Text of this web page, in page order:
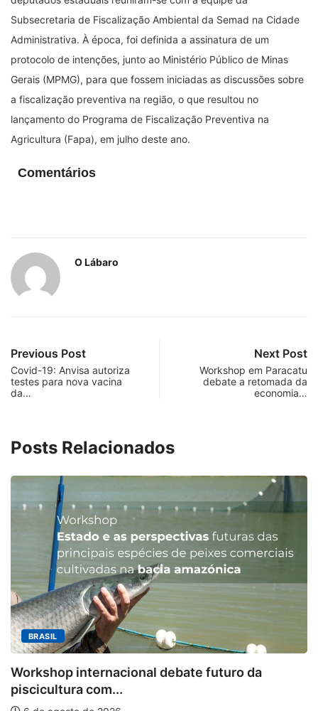
Subsecretaria de Fiscalização Ambiental da Semad na Cidade
Administrativa. À época, foi definida a assinatura de um
protocolo de intenções, junto ao Ministério Público de Minas
Gerais (MPMG), para que fossem iniciadas as discussões sobre
a fiscalização preventiva na região, o que resultou no
lançamento do Programa de Fiscalização Preventiva na
Agricultura (Fapa), em julho deste ano.
Comentários
O Lábaro
Previous Post
Covid-19: Anvisa autoriza
testes para nova vacina
da…
Next Post
Workshop em Paracatu
debate a retomada da
economia…
Posts Relacionados
da
MINAS GERAIS
Aberto o credenciamento de